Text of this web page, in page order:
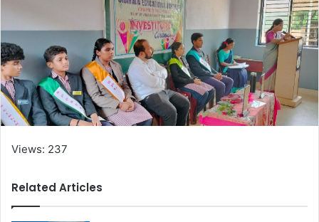
Views: 237
Related Articles